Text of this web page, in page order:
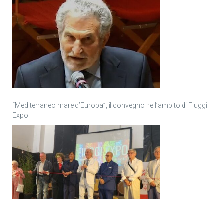
“Mediterraneo mare d’Europa”, il convegno nell’ambito di Fiuggi
Expo